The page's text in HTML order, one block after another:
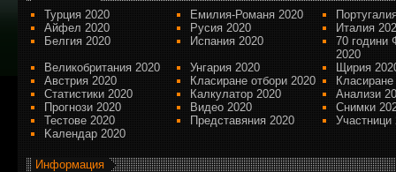
Турция 2020
Емилия-Романя 2020
Айфел 2020
Русия 2020
Италия
Белгия 2020
Испания 2020
70 години
2020
Великобритания 2020
Унгария 2020
Щирия
Австрия 2020
Класиране отбори 2020
Статистики 2020
Калкулатор 2020
Анализи
Прогнози 2020
Видео 2020
Снимки
Тестове 2020
Представяния 2020
Участници
Kалендар 2020
Информация